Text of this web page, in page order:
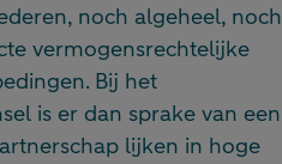
noch algeheel, noch
vermogensrechtelijke
Bij het
is er dan sprake van een
lijken in hoge